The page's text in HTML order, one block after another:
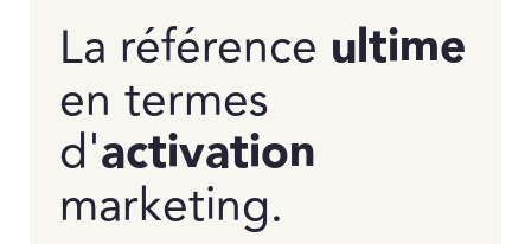
La référence ultime
en termes
d'activation
marketing.